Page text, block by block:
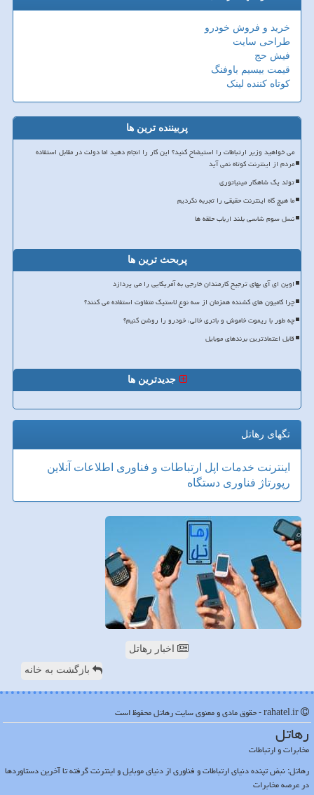
خرید و فروش خودرو
طراحی سایت
فیش حج
قیمت بیسیم باوفنگ
کوتاه کننده لینک
پربیننده ترین ها
می خواهید وزیر ارتباطات را استیضاح کنید؟ این کار را انجام دهید اما دولت در مقابل استفاده
مردم از اینترنت کوتاه نمی آید
تولد یک شاهکار مینیاتوری
ما هیچ گاه اینترنت حقیقی را تجربه نکردیم
نسل سوم شاسی بلند ارباب حلقه ها
پربحث ترین ها
اوپن ای آی بهای ترجیح کارمندان خارجی به آمریکایی را می پردازد
چرا کامیون های کشنده همزمان از سه نوع لاستیک متفاوت استفاده می کنند؟
چه طور با ریموت خاموش و باتری خالی، خودرو را روشن کنیم؟
قابل اعتمادترین برندهای موبایل
جدیدترین ها
تگهای رهاتل
اینترنت خدمات اپل ارتباطات و فناوری اطلاعات آنلاین
رپورتاژ فناوری دستگاه
اخبار رهاتل
بازگشت به خانه
رهاتل
مخابرات و ارتباطات
رهاتل: نبض تپنده دنیای ارتباطات و فناوری از دنیای موبایل و اینترنت گرفته تا آخرین دستاوردها
در عرصه مخابرات